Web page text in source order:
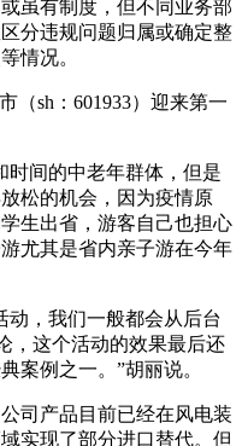
虽有制度，但不同业务部
分违规问题归属或确定整
情况。
（sh：601933）迎来第一
时间的中老年群体，但是
松的机会，因为疫情原
生出省，游客自己也担心
尤其是省内亲子游在今年
动，我们一般都会从后台
，这个活动的效果最后还
案例之一。”胡丽说。
司产品目前已经在风电装
实现了部分进口替代。但